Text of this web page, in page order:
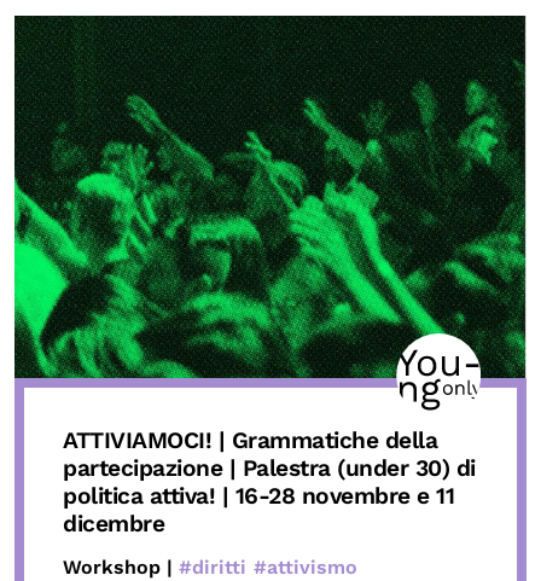
ATTIVIAMOCI! | Grammatiche della
partecipazione | Palestra (under 30) di
politica attiva! | 16-28 novembre e 11
dicembre
Workshop | #diritti #attivismo